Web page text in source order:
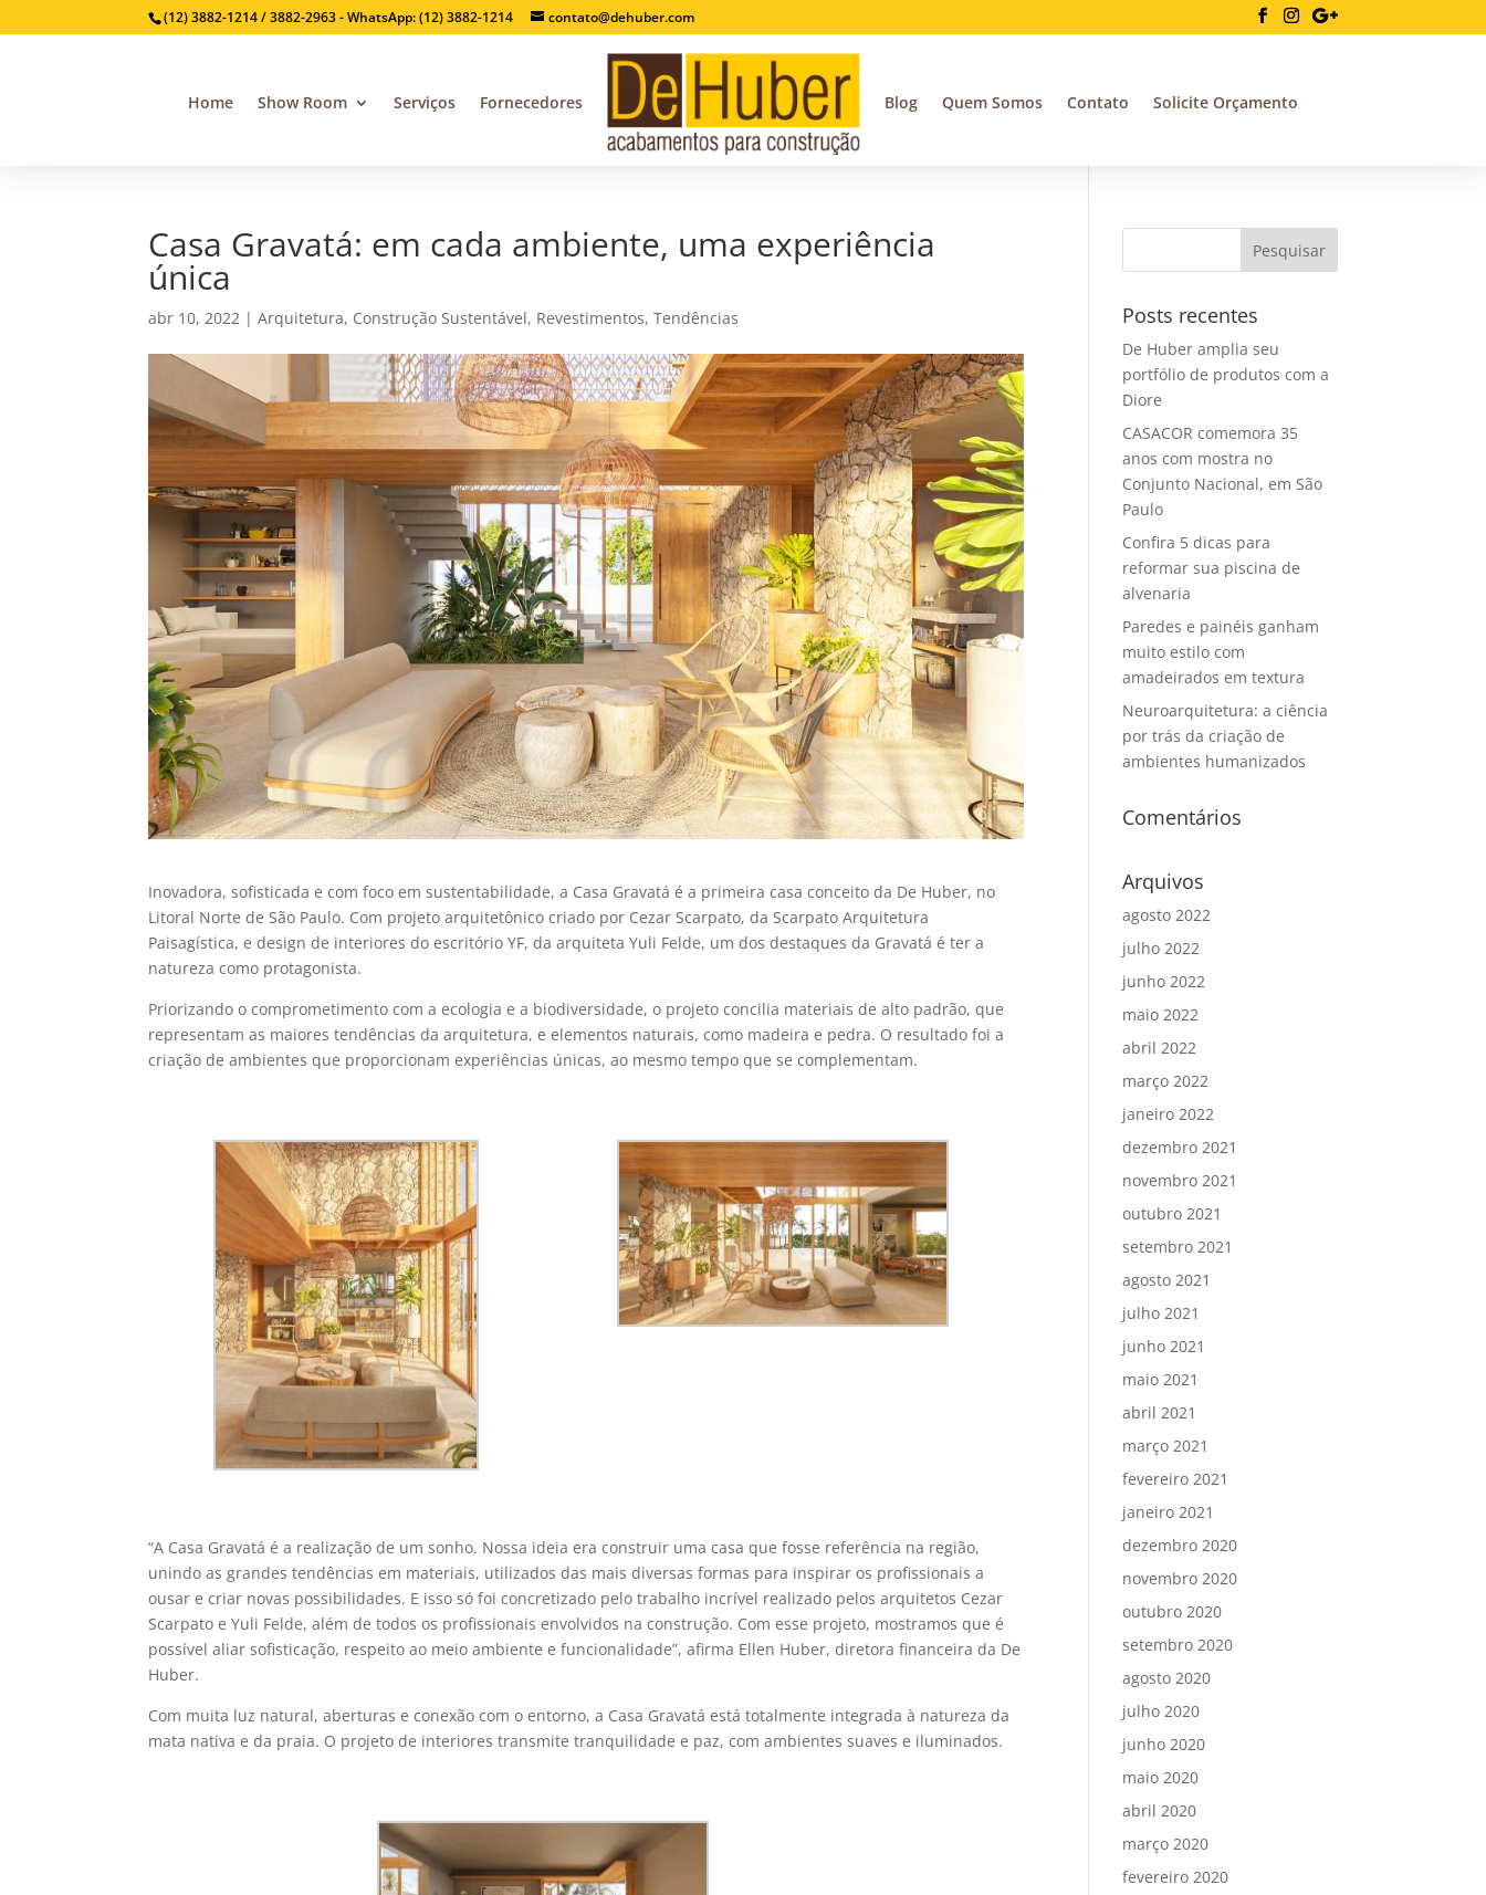
(12) 3882-1214 / 3882-2963 - WhatsApp: (12) 3882-1214 contato@dehuber.com
Home Show Room Serviços Fornecedores Blog Quem Somos Contato Solicite Orçamento
Casa Gravatá: em cada ambiente, uma experiência
única
abr 10, 2022 |Arquitetura, Construção Sustentável, Revestimentos,Tendências
Inovadora, sofisticada e com foco em sustentabilidade, a Casa Gravatá é a primeira casa conceito da De Huber, no
Litoral Norte de São Paulo. Com projeto arquitetônico criado por Cezar Scarpato, da Scarpato Arquitetura
Paisagística, e design de interiores do escritório YF, da arquiteta Yuli Felde, um dos destaques da Gravatá é ter a
natureza como protagonista.
Priorizando o comprometimento com a ecologia e a biodiversidade, o projeto concilia materiais de alto padrão, que
representam as maiores tendências da arquitetura, e elementos naturais, como madeira e pedra. O resultado foi a
criação de ambientes que proporcionam experiências únicas, ao mesmo tempo que se complementam.
“A Casa Gravatá é a realização de um sonho. Nossa ideia era construir uma casa que fosse referência na região,
unindo as grandes tendências em materiais, utilizados das mais diversas formas para inspirar os profissionais a
ousar e criar novas possibilidades. E isso só foi concretizado pelo trabalho incrível realizado pelos arquitetos Cezar
Scarpato e Yuli Felde, além de todos os profissionais envolvidos na construção. Com esse projeto, mostramos que é
possível aliar sofisticação, respeito ao meio ambiente e funcionalidade”, afirma Ellen Huber, diretora financeira da De
Huber.
Com muita luz natural, aberturas e conexão com o entorno, a Casa Gravatá está totalmente integrada à natureza da
mata nativa e da praia. O projeto de interiores transmite tranquilidade e paz, com ambientes suaves e iluminados.
Posts recentes
De Huber amplia seu
portfólio de produtos com a
Diore
CASACOR comemora 35
anos com mostra no
Conjunto Nacional, em São
Paulo
Confira 5 dicas para
reformar sua piscina de
alvenaria
Paredes e painéis ganham
muito estilo com
amadeirados em textura
Neuroarquitetura: a ciência
por trás da criação de
ambientes humanizados
Comentários
Arquivos
agosto 2022
julho 2022
junho 2022
maio 2022
abril 2022
março 2022
janeiro 2022
dezembro 2021
novembro 2021
outubro 2021
setembro 2021
agosto 2021
julho 2021
junho 2021
maio 2021
abril 2021
março 2021
fevereiro 2021
janeiro 2021
dezembro 2020
novembro 2020
outubro 2020
setembro 2020
agosto 2020
julho 2020
junho 2020
maio 2020
abril 2020
março 2020
fevereiro 2020